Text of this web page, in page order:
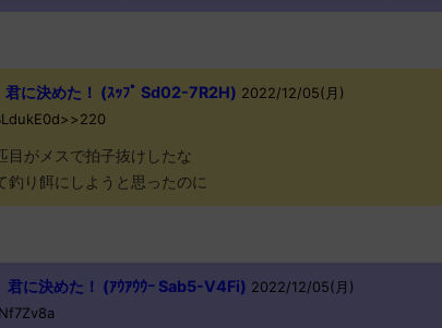
君に決めた！ (ｽｯﾌﾟ Sd02-7R2H) 2022/12/05(月)
目がメスで拍子抜けしたな
釣り餌にしようと思ったのに
君に決めた！ (ｱｳｱｳｳｰ Sab5-V4Fi) 2022/12/05(月)